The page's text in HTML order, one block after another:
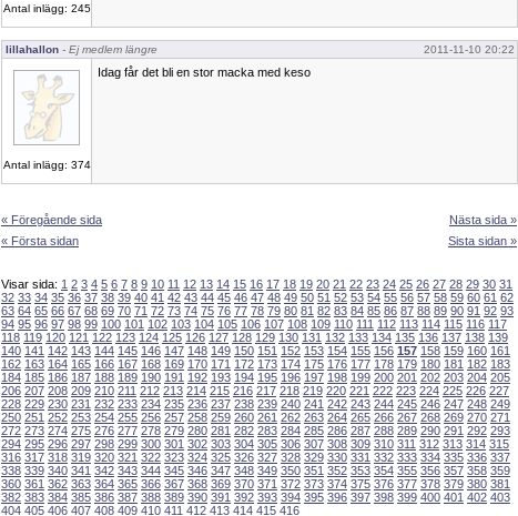
Antal inlägg: 245
lillahallon - Ej medlem längre 2011-11-10 20:22
Antal inlägg: 374
Idag får det bli en stor macka med keso
« Föregående sida
« Första sidan
Nästa sida »
Sista sidan »
Visar sida: 1 2 3 4 5 6 7 8 9 10 11 12 13 14 15 16 17 18 19 20 21 22 23 24 25 26 27 28 29 30 31
32 33 34 35 36 37 38 39 40 41 42 43 44 45 46 47 48 49 50 51 52 53 54 55 56 57 58 59 60 61 62
63 64 65 66 67 68 69 70 71 72 73 74 75 76 77 78 79 80 81 82 83 84 85 86 87 88 89 90 91 92 93
94 95 96 97 98 99 100 101 102 103 104 105 106 107 108 109 110 111 112 113 114 115 116 117
118 119 120 121 122 123 124 125 126 127 128 129 130 131 132 133 134 135 136 137 138 139
140 141 142 143 144 145 146 147 148 149 150 151 152 153 154 155 156 157 158 159 160 161
162 163 164 165 166 167 168 169 170 171 172 173 174 175 176 177 178 179 180 181 182 183
184 185 186 187 188 189 190 191 192 193 194 195 196 197 198 199 200 201 202 203 204 205
206 207 208 209 210 211 212 213 214 215 216 217 218 219 220 221 222 223 224 225 226 227
228 229 230 231 232 233 234 235 236 237 238 239 240 241 242 243 244 245 246 247 248 249
250 251 252 253 254 255 256 257 258 259 260 261 262 263 264 265 266 267 268 269 270 271
272 273 274 275 276 277 278 279 280 281 282 283 284 285 286 287 288 289 290 291 292 293
294 295 296 297 298 299 300 301 302 303 304 305 306 307 308 309 310 311 312 313 314 315
316 317 318 319 320 321 322 323 324 325 326 327 328 329 330 331 332 333 334 335 336 337
338 339 340 341 342 343 344 345 346 347 348 349 350 351 352 353 354 355 356 357 358 359
360 361 362 363 364 365 366 367 368 369 370 371 372 373 374 375 376 377 378 379 380 381
382 383 384 385 386 387 388 389 390 391 392 393 394 395 396 397 398 399 400 401 402 403
404 405 406 407 408 409 410 411 412 413 414 415 416